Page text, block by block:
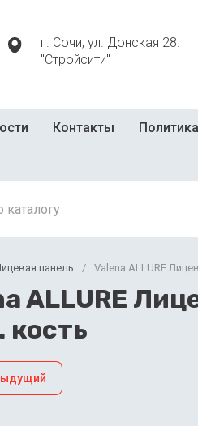
г. Сочи, ул. Донская 28.
"Стройсити"
Контакты
панель / Valena ALLURE
ALLURE
кость